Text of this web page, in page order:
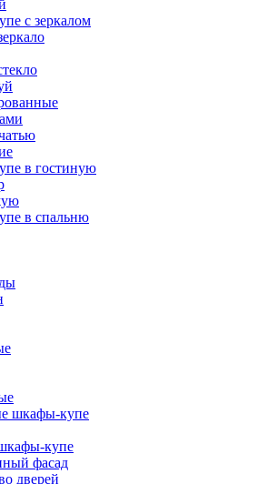
с зеркалом
в гостиную
в спальню
шкафы-купе
купе
фасад
дверей